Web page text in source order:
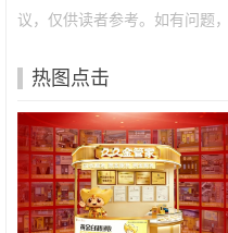
议，仅供读者参考。如有问题
热图点击